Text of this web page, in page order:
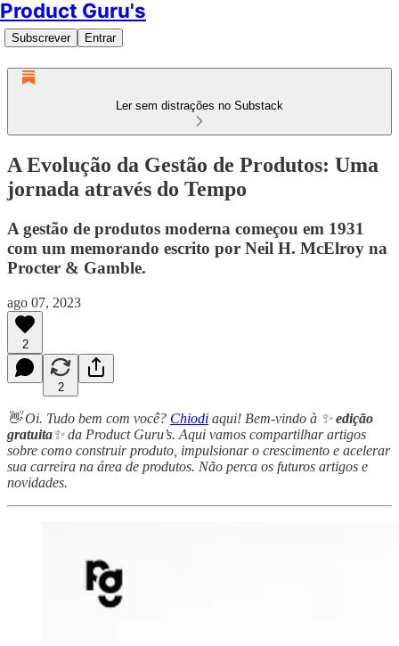
Product Guru's
Subscrever Entrar
Ler sem distrações no Substack
A Evolução da Gestão de Produtos: Uma
jornada através do Tempo
A gestão de produtos moderna começou em 1931
com um memorando escrito por Neil H. McElroy na
Procter & Gamble.
ago 07, 2023
2
2
👋 Oi. Tudo bem com você? Chiodi aqui! Bem-vindo à ✨edição
gratuita✨ da Product Guru’s. Aqui vamos compartilhar artigos
sobre como construir produto, impulsionar o crescimento e acelerar
sua carreira na área de produtos. Não perca os futuros artigos e
novidades.